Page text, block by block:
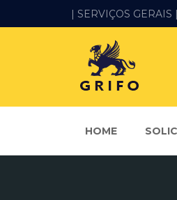
| SERVIÇOS GERAIS |
HOME